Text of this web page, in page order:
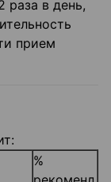
раза в день,
прием
%